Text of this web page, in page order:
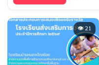
👁 21